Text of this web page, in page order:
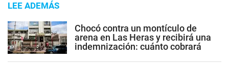
LEE ADEMÁS
Chocó contra un montículo de
arena en Las Heras y recibirá una
indemnización: cuánto cobrará